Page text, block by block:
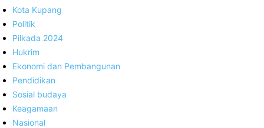
Kota Kupang
Politik
Pilkada 2024
Hukrim
Ekonomi dan Pembangunan
Pendidikan
Sosial budaya
Keagamaan
Nasional